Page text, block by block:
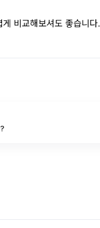
비교해보셔도 좋습니다.